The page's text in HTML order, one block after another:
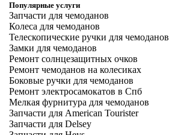
Популярные услуги
Запчасти для чемоданов
Колеса для чемоданов
Телескопические ручки для чемоданов
Замки для чемоданов
Ремонт солнцезащитных очков
Ремонт чемоданов на колесиках
Боковые ручки для чемоданов
Ремонт электросамокатов в Спб
Мелкая фурнитура для чемоданов
Запчасти для American Tourister
Запчасти для Delsey